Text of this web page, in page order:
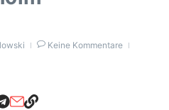
Keine Kommentare